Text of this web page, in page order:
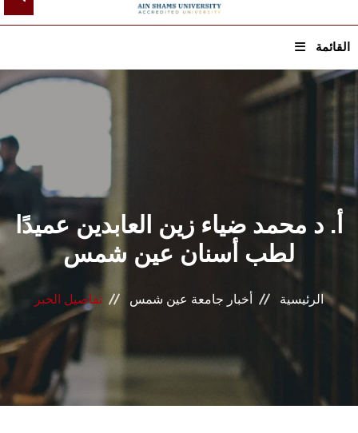
القائمة
الرئيسيـة
عن الجامعة
القطاعـات
الشئون الأكاديمية
البحث العلمي
الرعاية الصحية
المراكز والوحدات
الأنظمة الذكية
أ. د محمد ضياء زين العابدين عميدًا
لطب أسنان عين شمس
الرئيسية أخبار جامعة عين شمس تفاصيل الخبر